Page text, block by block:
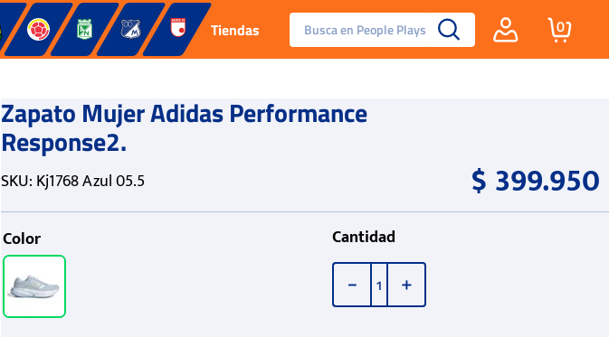
Tiendas Busca en People Plays
Reebok Fashion
0
Zapato Mujer Adidas Performance
Response2.
SKU: Kj1768 Azul 05.5 $399.950
Color Cantidad
＋
－